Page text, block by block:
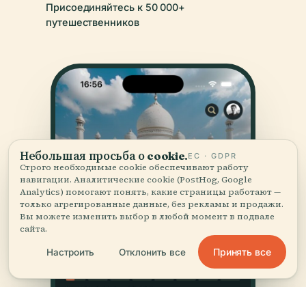
Присоединяйтесь к 50 000+
путешественников
Небольшая просьба о cookie.ЕС · GDPR
Строго необходимые cookie обеспечивают работу
навигации. Аналитические cookie (PostHog, Google
Analytics) помогают понять, какие страницы работают —
только агрегированные данные, без рекламы и продажи.
Вы можете изменить выбор в любой момент в подвале
сайта.
Настроить Отклонить все Принять все